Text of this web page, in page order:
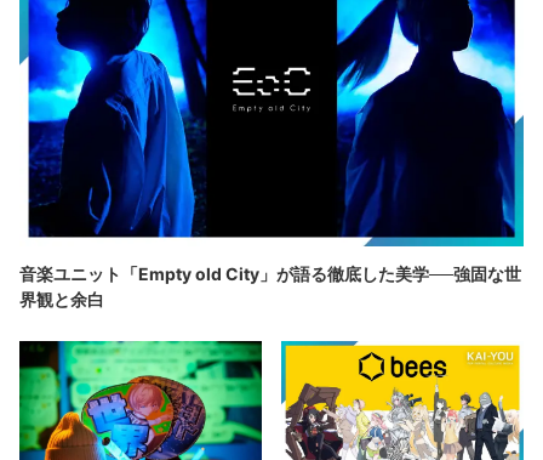
音楽ユニット「Empty old City」が語る徹底した美学──強固な世
界観と余白